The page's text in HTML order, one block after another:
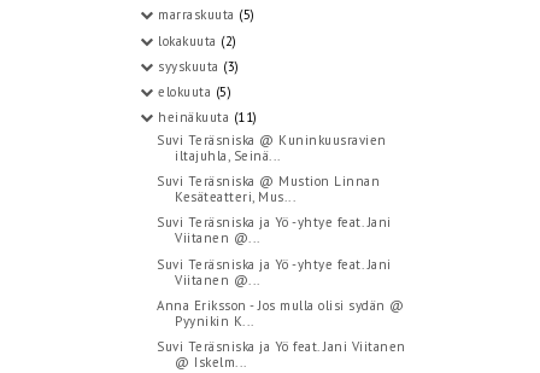
marraskuuta (5)
lokakuuta (2)
syyskuuta (3)
elokuuta (5)
heinäkuuta (11)
Suvi Teräsniska @ Kuninkuusravien
iltajuhla, Seinä...
Suvi Teräsniska @ Mustion Linnan
Kesäteatteri, Mus...
Suvi Teräsniska ja Yö -yhtye feat. Jani
Viitanen @...
Suvi Teräsniska ja Yö -yhtye feat. Jani
Viitanen @...
Anna Eriksson - Jos mulla olisi sydän @
Pyynikin K...
Suvi Teräsniska ja Yö feat. Jani Viitanen
@ Iskelm...